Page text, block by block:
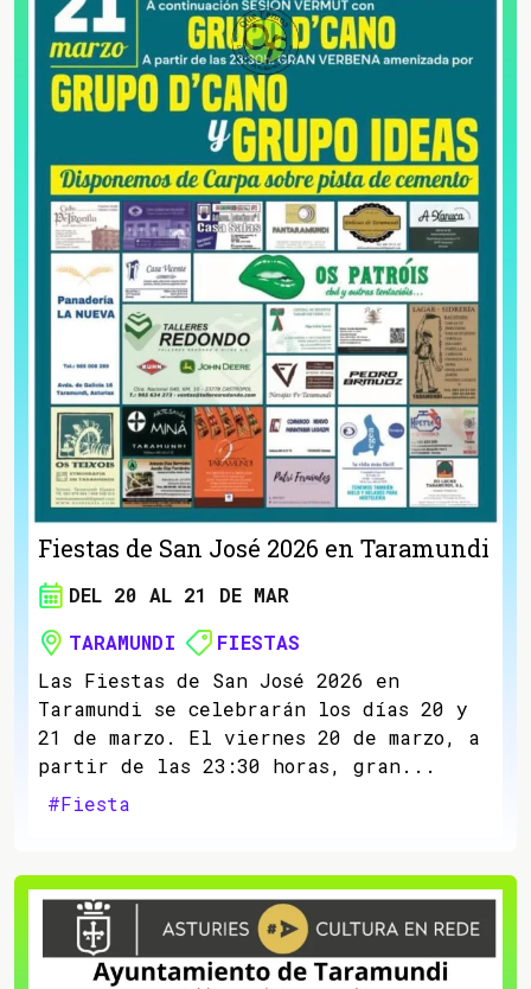
Fiestas de San José 2026 en Taramundi
DEL 20 AL 21 DE MAR
TARAMUNDI
FIESTAS
Las Fiestas de San José 2026 en
Taramundi se celebrarán los días 20 y
21 de marzo. El viernes 20 de marzo, a
partir de las 23:30 horas, gran...
#Fiesta